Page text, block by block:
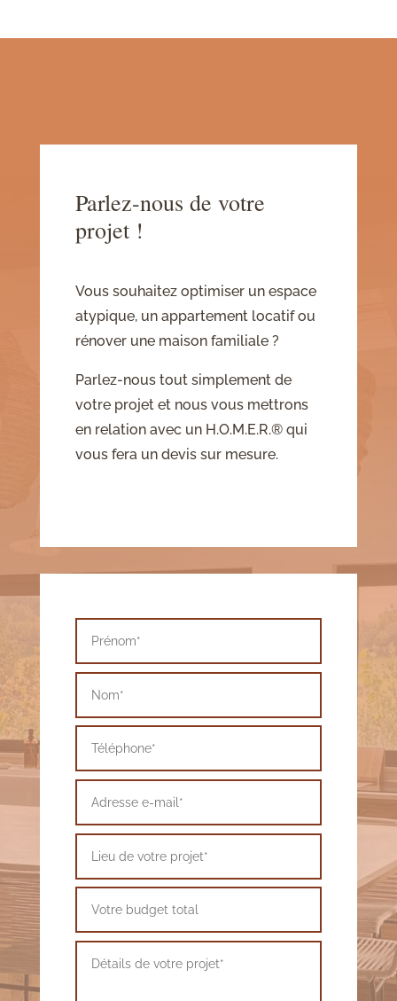
Parlez-nous de votre
projet !
Vous souhaitez optimiser un espace
atypique, un appartement locatif ou
rénover une maison familiale ?
Parlez-nous tout simplement de
votre projet et nous vous mettrons
en relation avec un H.O.M.E.R.® qui
vous fera un devis sur mesure.